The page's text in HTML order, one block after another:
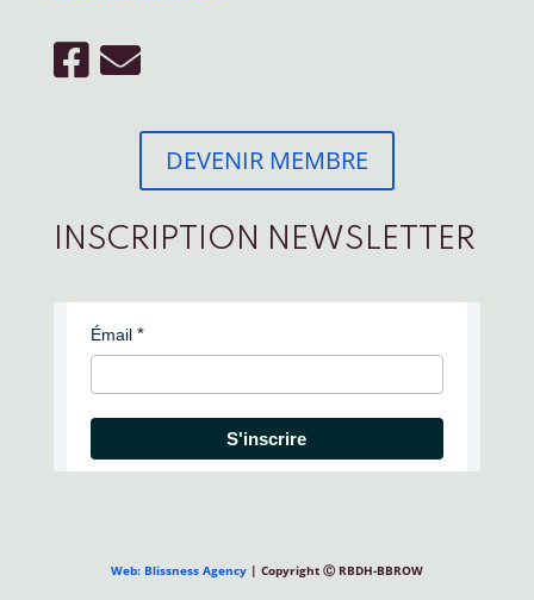
DEVENIR MEMBRE
INSCRIPTION NEWSLETTER
Émail
S'inscrire
Web: Blissness Agency| Copyright Ⓒ RBDH-BBROW